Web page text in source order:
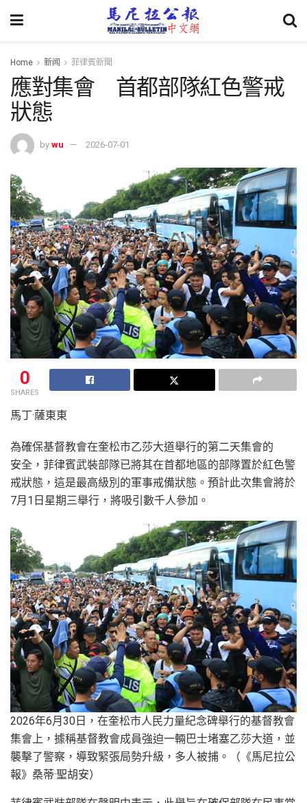
Home 新闻 菲律賓新聞
應對集會 首都部隊紅色警戒
狀態
by wu 2026-07-01
0
SHARES
馬丁·薩東東
為確保基督教會在奎松市乙莎大道舉行的第二天集會的
安全，菲律賓武裝部隊已將其在首都地區的部隊置於紅色警
戒狀態，這是最高級別的軍事戒備狀態。預計此次集會將於
7月 1 日星期三舉行，將吸引數千人參加。
2026年6月 30 日，在奎松市人民力量紀念碑舉行的基督教會
集會上，據稱基督教會成員強迫一輛巴士堵塞乙莎大道，並
襲擊了警察，導致緊張局勢升級，多人被捕。（《馬尼拉公
報》桑蒂·聖胡安）